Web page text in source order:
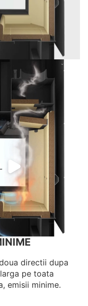
directii dupa
pe toata
emisii minime.